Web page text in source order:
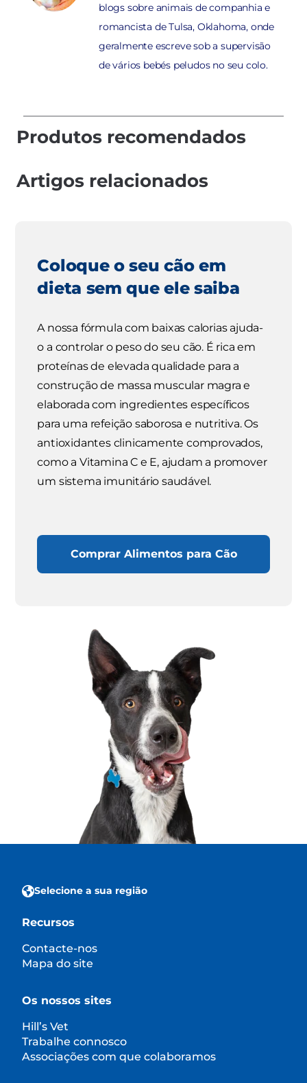
blogs sobre animais de companhia e
romancista de Tulsa, Oklahoma, onde
geralmente escreve sob a supervisão
de vários bebés peludos no seu colo.
Produtos recomendados
Artigos relacionados
Coloque o seu cão em
dieta sem que ele saiba
A nossa fórmula com baixas calorias ajuda-
o a controlar o peso do seu cão. É rica em
proteínas de elevada qualidade para a
construção de massa muscular magra e
elaborada com ingredientes específicos
para uma refeição saborosa e nutritiva. Os
antioxidantes clinicamente comprovados,
como a Vitamina C e E, ajudam a promover
um sistema imunitário saudável.
Comprar Alimentos para Cão
Selecione a sua região
Recursos
Contacte-nos
Mapa do site
Os nossos sites
Hill’s Vet
Trabalhe connosco
Associações com que colaboramos